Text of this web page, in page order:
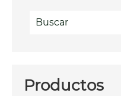
Productos